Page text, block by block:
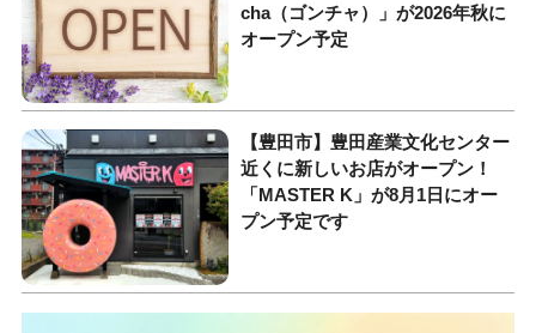
cha（ゴンチャ）」が2026年秋に
オープン予定
【豊田市】豊田産業文化センター
近くに新しいお店がオープン！
「MASTER K」が8月1日にオー
プン予定です